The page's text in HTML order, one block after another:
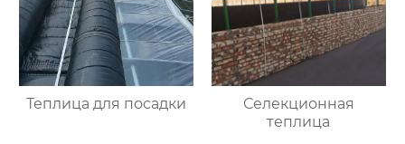
Теплица для посадки
Селекционная
теплица